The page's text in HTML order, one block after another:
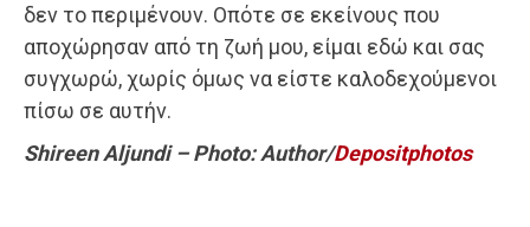
δεν το περιμένουν. Οπότε σε εκείνους που
αποχώρησαν από τη ζωή μου, είμαι εδώ και σας
συγχωρώ, χωρίς όμως να είστε καλοδεχούμενοι
πίσω σε αυτήν.
Shireen Aljundi – Photo: Author/Depositphotos